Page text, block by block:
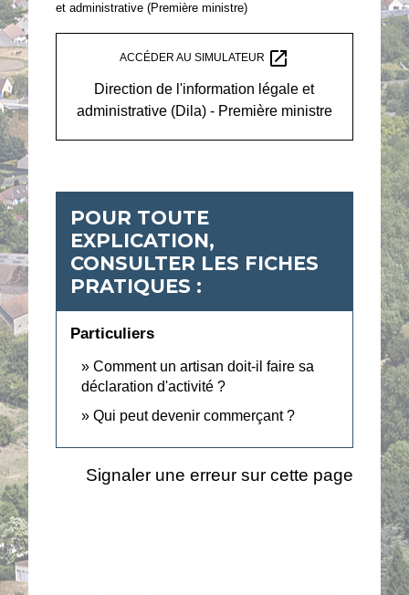
et administrative (Première ministre)
ACCÉDER AU SIMULATEUR open_in_new
Direction de l'information légale et
administrative (Dila) - Première ministre
POUR TOUTE
EXPLICATION,
CONSULTER LES FICHES
PRATIQUES :
Particuliers
Comment un artisan doit-il faire sa
déclaration d'activité ?
Qui peut devenir commerçant ?
Signaler une erreur sur cette page